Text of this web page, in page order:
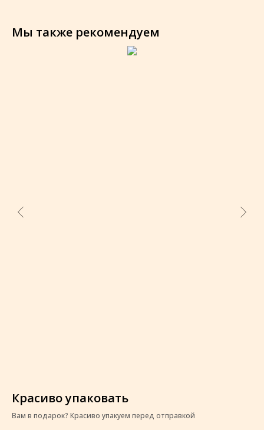
Мы также рекомендуем
Красиво упаковать
Вам в подарок? Красиво упакуем перед отправкой